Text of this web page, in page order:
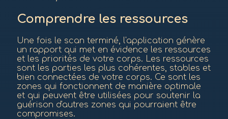
Comprendre les ressources
Une fois le scan terminé, l'application génère
un rapport qui met en évidence les ressources
et les priorités de votre corps. Les ressources
sont les parties les plus cohérentes, stables et
bien connectées de votre corps. Ce sont les
zones qui fonctionnent de manière optimale
et qui peuvent être utilisées pour soutenir la
guérison d'autres zones qui pourraient être
compromises.